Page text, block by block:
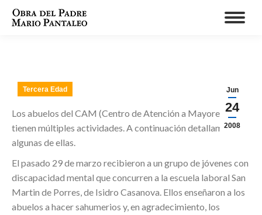
Jun
24
2008
Tercera Edad
Los abuelos del CAM (Centro de Atención a Mayores)
tienen múltiples actividades. A continuación detallamos
algunas de ellas.
El pasado 29 de marzo recibieron a un grupo de jóvenes con
discapacidad mental que concurren a la escuela laboral San
Martin de Porres, de Isidro Casanova. Ellos enseñaron a los
abuelos a hacer sahumerios y, en agradecimiento, los